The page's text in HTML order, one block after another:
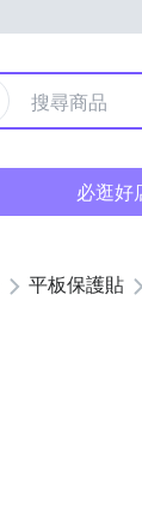
必逛好
平板保護貼